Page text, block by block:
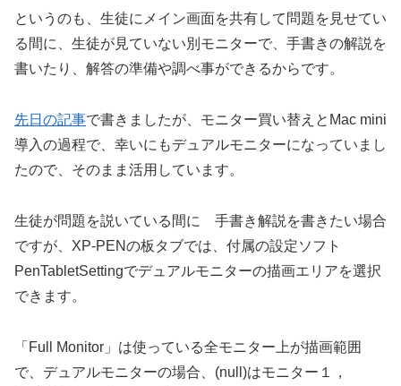
というのも、生徒にメイン画面を共有して問題を見せてい
る間に、生徒が見ていない別モニターで、手書きの解説を
書いたり、解答の準備や調べ事ができるからです。
先日の記事で書きましたが、モニター買い替えとMac mini
導入の過程で、幸いにもデュアルモニターになっていまし
たので、そのまま活用しています。
生徒が問題を説いている間に 手書き解説を書きたい場合
ですが、XP-PENの板タブでは、付属の設定ソフト
PenTabletSettingでデュアルモニターの描画エリアを選択
できます。
「Full Monitor」は使っている全モニター上が描画範囲
で、デュアルモニターの場合、(null)はモニター１，